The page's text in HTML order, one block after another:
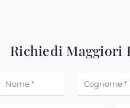
Richiedi Maggiori